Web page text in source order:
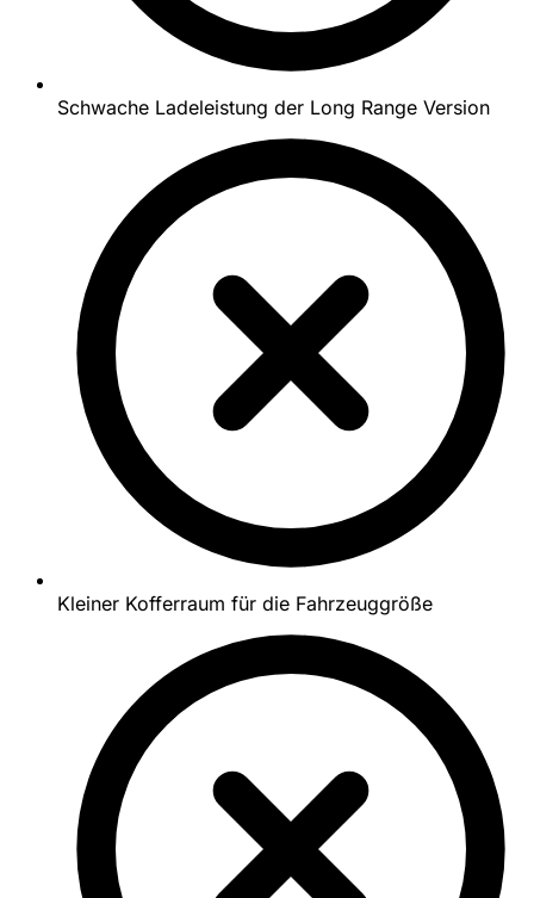
Schwache Ladeleistung der Long Range Version
Kleiner Kofferraum für die Fahrzeuggröße